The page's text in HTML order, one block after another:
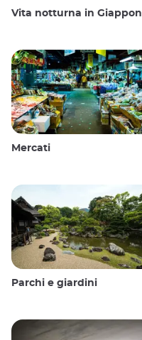
Vita notturna in Giappone: uscire, vedere e bere
Mercati
Parchi e giardini